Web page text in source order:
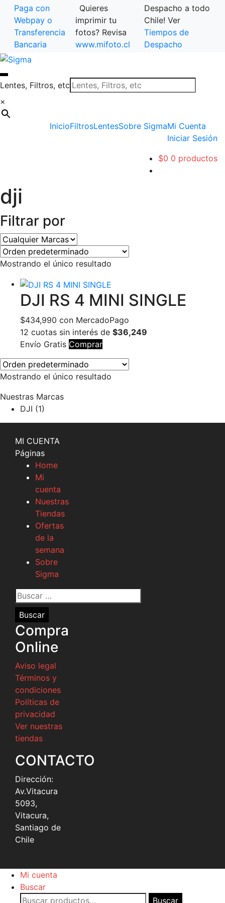
Paga con
Webpay o
Transferencia
Bancaria
Quieres
imprimir tu
fotos? Revisa
www.mifoto.cl
Despacho a todo
Chile! Ver
Tiempos de
Despacho
Ir
la
Saltar
contenido
Lentes, Filtros, etc
×
InicioFiltrosLentesSobre SigmaMi Cuenta
Iniciar Sesión
$0 0 productos
dji
Filtrar por
Mostrando el único resultado
DJI RS 4 MINI SINGLE
$434,990 con MercadoPago
12 cuotas sin interés de $36,249
Envío Gratis Comprar
Mostrando el único resultado
Nuestras Marcas
DJI (1)
MI CUENTA
Páginas
Home
Mi
cuenta
Nuestras
Tiendas
Ofertas
de la
semana
Sobre
Sigma
Buscar
por:
Compra
Online
Aviso legal
Términos y
condiciones
Políticas de
privacidad
Ver nuestras
tiendas
CONTACTO
Dirección:
Av.Vitacura
5093,
Vitacura,
Santiago de
Chile
Mi cuenta
Buscar
Buscar
Buscar